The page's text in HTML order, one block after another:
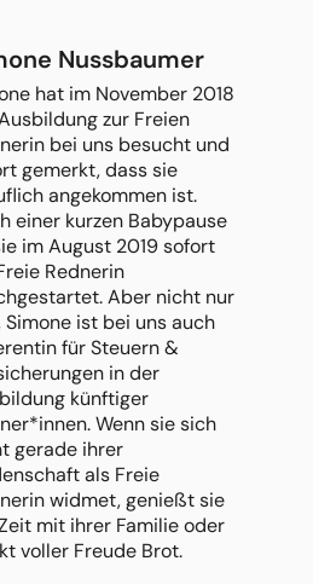
Nussbaumer
hat im November 2018
zur Freien
bei uns besucht und
gemerkt, dass sie
angekommen ist.
einer kurzen Babypause
im August 2019 sofort
Rednerin
Aber nicht nur
Simone ist bei uns auch
für Steuern &
in der
künftiger
Wenn sie sich
gerade ihrer
als Freie
widmet, genießt sie
mit ihrer Familie oder
voller Freude Brot.